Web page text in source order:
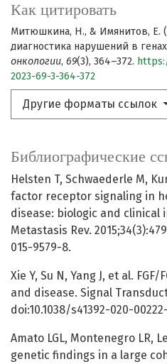
Как цитировать
Митюшкина, Н., & Имянитов, Е.
диагностика нарушений в генах
онкологии, 69(3), 364–372.
2023-69-3-364-372
Другие форматы ссылок
Библиографические
Helsten T, Schwaederle M,
factor receptor signaling in
disease: biologic and clinical
Metastasis Rev.
015-9579-8.
Xie Y, Su N, Yang J, et al.
and disease. Signal
doi:10.1038/s41392-020-
Amato LGL, Montenegro LR,
genetic findings in a large